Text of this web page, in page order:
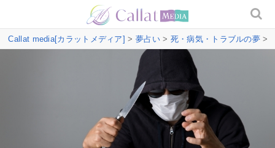
Callat media[カラットメディア] > 夢占い> 死・病気・トラブルの夢 >